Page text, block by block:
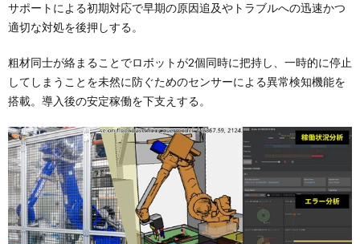
サポートによる初期対応で早期の原因追及やトラブルへの迅速かつ
適切な対処を後押しする。
粗材同士が絡まることでロボットが2個同時に把持し、一時的に停止
してしまうことを未然に防ぐためのセンサーによる異常検知機能を
搭載。導入後の安定稼働を下支えする。